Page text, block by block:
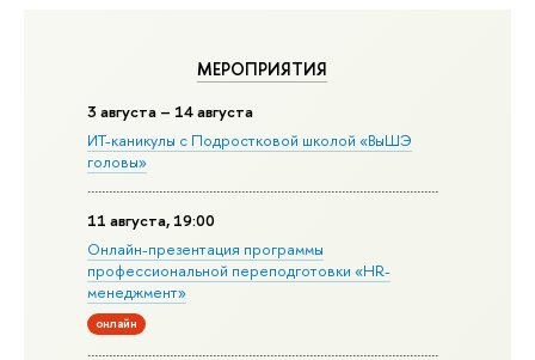
МЕРОПРИЯТИЯ
3 августа – 14 августа
ИТ-каникулы с Подростковой школой «ВыШЭ
головы»
11 августа, 19:00
Онлайн-презентация программы
профессиональной переподготовки «HR-
менеджмент»
онлайн